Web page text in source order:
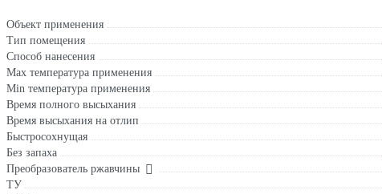
Объект применения
Тип помещения
Способ нанесения
Max температура применения
Min температура применения
Время полного высыхания
Время высыхания на отлип
Быстросохнущая
Без запаха
Преобразователь ржавчины
ТУ